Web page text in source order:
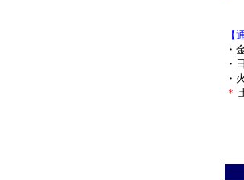
【
・
・
・
＊